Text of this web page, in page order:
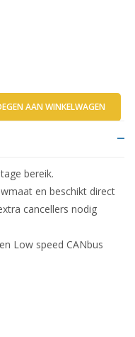
AAN WINKELWAGEN
bereik.
en beschikt direct
cancellers nodig
Low speed CANbus